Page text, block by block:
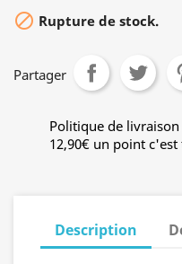
 Rupture de stock.
Partager
Politique de livraison
12,90€ un point
Description